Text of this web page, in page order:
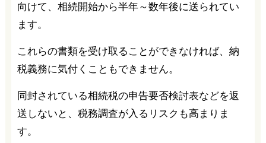
向けて、相続開始から半年～数年後に送られてい
ます。
これらの書類を受け取ることができなければ、納
税義務に気付くこともできません。
同封されている相続税の申告要否検討表などを返
送しないと、税務調査が入るリスクも高まりま
す。